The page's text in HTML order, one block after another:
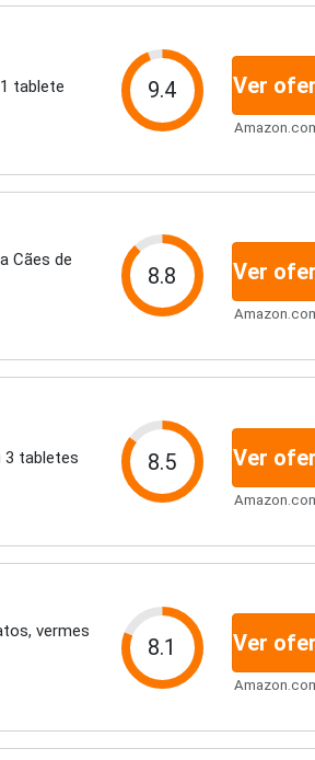
tablete 9.4 Ver
Cães de
8.8 Ver
3 tabletes 8.5 Ver
vermes
8.1 Ver